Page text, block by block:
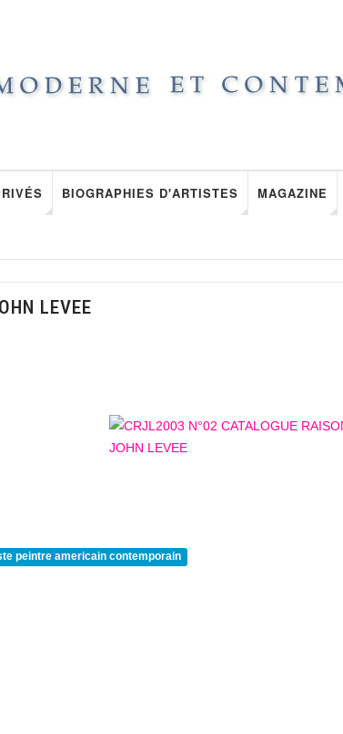
BIOGRAPHIES D'ARTISTES MAGAZINE
LEVEE
peintre americain contemporain